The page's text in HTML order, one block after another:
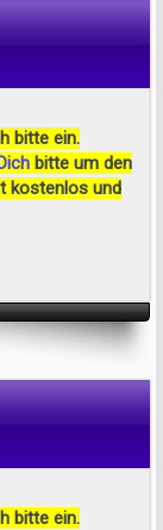
bitte ein.
bitte um den
kostenlos und
bitte ein.